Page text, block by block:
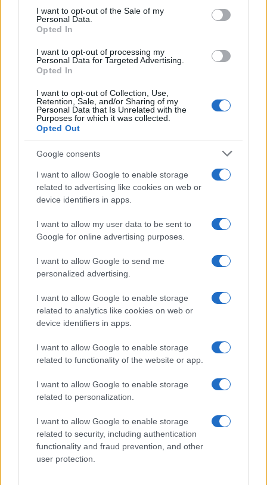
consent section.
I want to opt-out of the Sale of my
Personal Data.
Opted In
I want to opt-out of processing my
Personal Data for Targeted Advertising.
Opted In
I want to opt-out of Collection, Use,
Retention, Sale, and/or Sharing of my
Personal Data that Is Unrelated with the
Purposes for which it was collected.
Opted Out
Google consents
I want to allow Google to enable storage
related to advertising like cookies on web or
device identifiers in apps.
I want to allow my user data to be sent to
Google for online advertising purposes.
I want to allow Google to send me
personalized advertising.
I want to allow Google to enable storage
related to analytics like cookies on web or
device identifiers in apps.
I want to allow Google to enable storage
related to functionality of the website or app.
I want to allow Google to enable storage
related to personalization.
I want to allow Google to enable storage
related to security, including authentication
functionality and fraud prevention, and other
user protection.
Day Travel
Tutto Gaming
ESG 365
Food Wiki
HomeMagazine
SecondHomeMagazine
ESPANA Y LATINOAMERICA
Actualidad
Finanzas 24
Investindo 365
Think.es
Viajar 365
ES Newz
Pet Story
Womanmagazine
Newz
Newz US